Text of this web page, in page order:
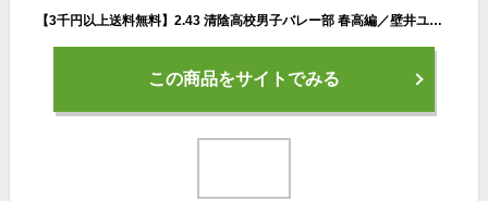
【3千円以上送料無料】2.43 清陰高校男子バレー部 春高編／壁井ユカコ
この商品をサイトでみる